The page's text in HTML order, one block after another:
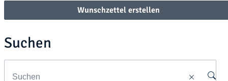
Wunschzettel erstellen
Suchen